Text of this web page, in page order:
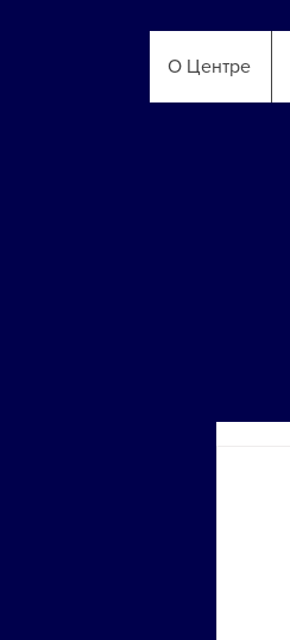
О Центре